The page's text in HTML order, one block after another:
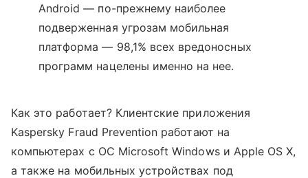
Android — по-прежнему наиболее
подверженная угрозам мобильная
платформа — 98,1% всех вредоносных
программ нацелены именно на нее.
Как это работает? Клиентские приложения
Kaspersky Fraud Prevention работают на
компьютерах с ОС Microsoft Windows и Apple OS X,
а также на мобильных устройствах под